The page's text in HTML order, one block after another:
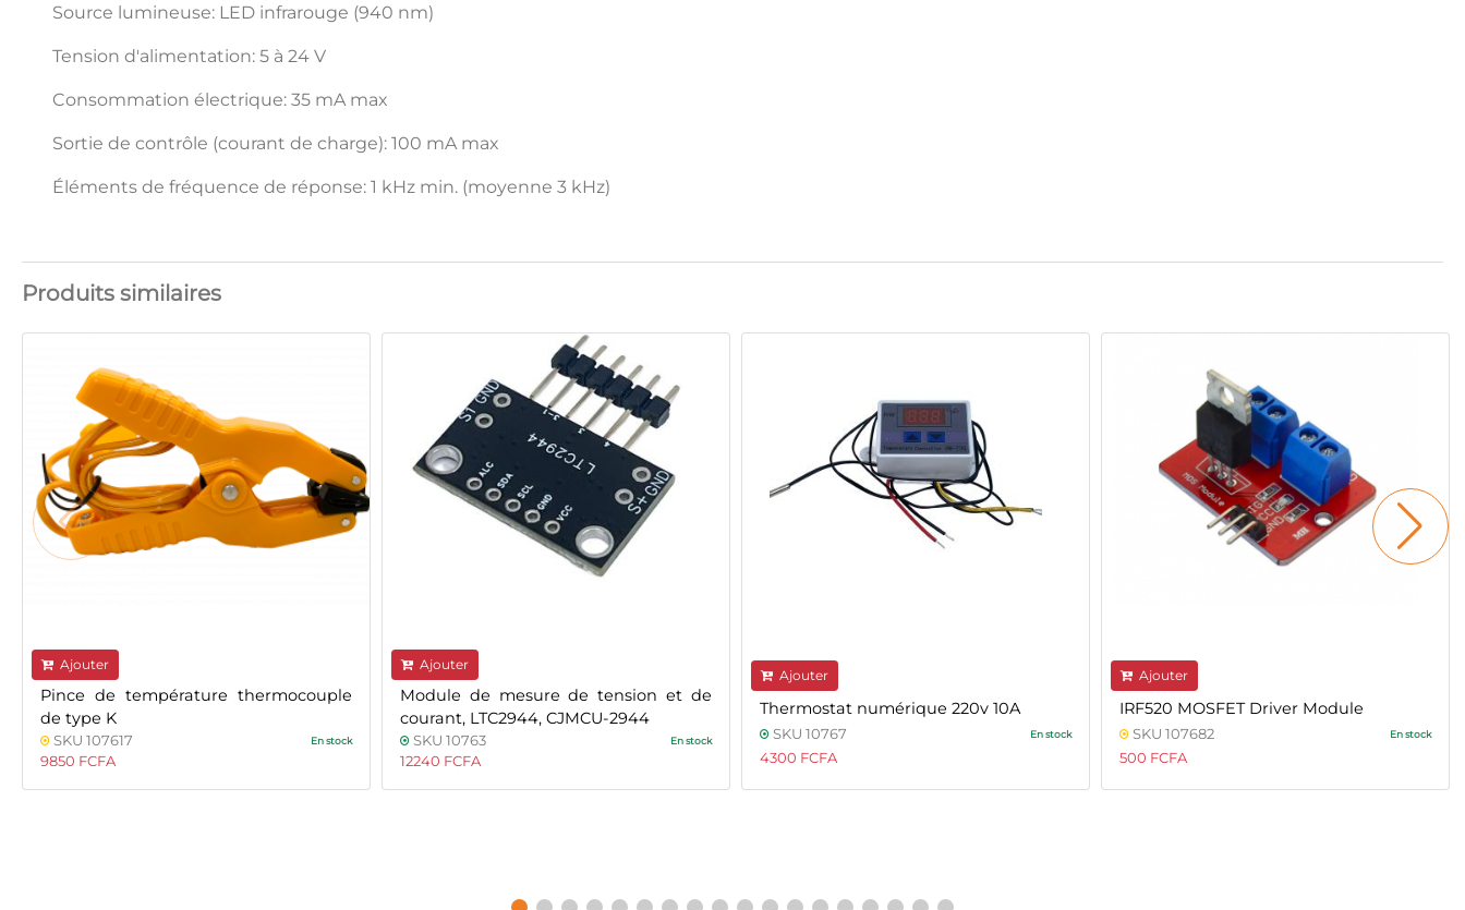
Source lumineuse: LED infrarouge (940 nm)
Tension d'alimentation: 5 à 24 V
Consommation électrique: 35 mA max
Sortie de contrôle (courant de charge): 100 mA max
Éléments de fréquence de réponse: 1 kHz min. (moyenne 3 kHz)
Produits similaires
Ajouter
Pince de température thermocouple
de type K
SKU 107617 En stock
9850 FCFA
Ajouter
Module de mesure de tension et de
courant, LTC2944, CJMCU-2944
SKU 10763 En stock
12240 FCFA
Ajouter
Thermostat numérique 220v 10A
SKU 10767 En stock
4300 FCFA
Ajouter
IRF520 MOSFET Driver Module
SKU 107682 En stock
500 FCFA